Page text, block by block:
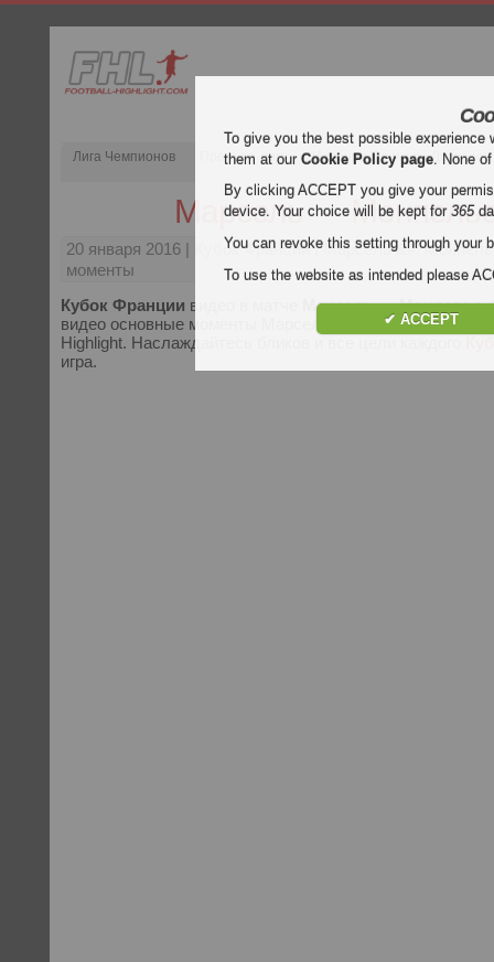
Лига Чемпионов Премьер-лига Испания Примера Дивизион
Марсель —
20 января 2016 | Кубок Франции | Марсель &#;
моменты
Кубок Франции видео в матче Марсель — Монпелье.
видео основные моменты Марсель — Монпелье
Highlight. Наслаждайтесь бликов и все цели каждого
игра.
To give you the best possible
them at ourCookie Policy page. None
By clicking ACCEPT you give your
device. Your choice will be kept for365
You can revoke this setting through your
To use the website as intended please
✔ ACCEPT